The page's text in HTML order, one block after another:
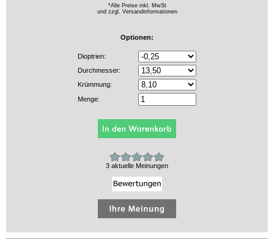
*Alle Preise inkl. MwSt
und zzgl. Versandinformationen
Optionen:
Dioptrien:
Durchmesser:
Krümmung:
Menge:
3 aktuelle Meinungen